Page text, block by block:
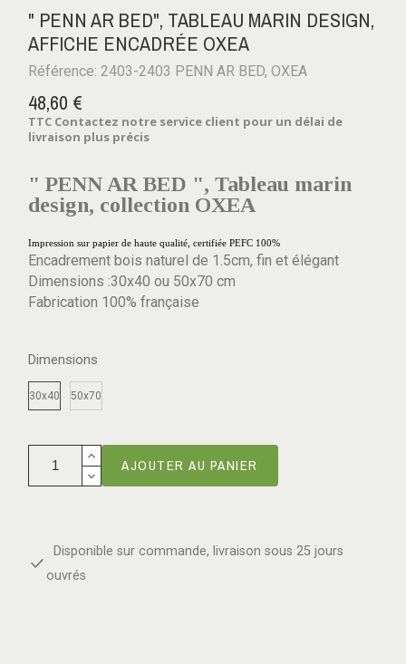
" PENN AR BED", TABLEAU MARIN DESIGN,
AFFICHE ENCADRÉE OXEA
Référence: 2403-2403 PENN AR BED, OXEA
48,60 €
TTC Contactez notre service client pour un délai de
livraison plus précis
" PENN AR BED ", Tableau marin
design, collection OXEA
Impression sur papier de haute qualité, certifiée PEFC 100%
Encadrement bois naturel de 1.5cm, fin et élégant
Dimensions :30x40 ou 50x70 cm
Fabrication 100% française
Dimensions
30x40 50x70
AJOUTER AU PANIER
Disponible sur commande, livraison sous 25 jours
ouvrés